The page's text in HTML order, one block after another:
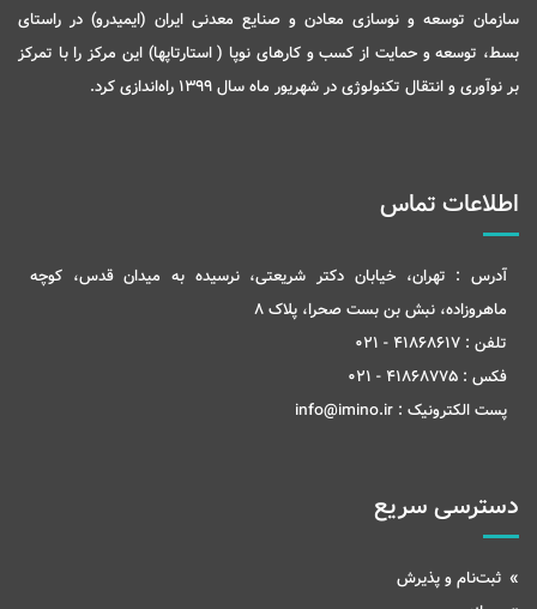
سازمان توسعه و نوسازی معادن و صنایع معدنی ایران (ایمیدرو) در راستای
بسط، توسعه و حمایت از کسب و کارهای نوپا ( استارتاپها) این مرکز را با تمرکز
بر نوآوری و انتقال تکنولوژی در شهریور ماه سال 1399 راه‌اندازی کرد.
اطلاعات تماس
آدرس : تهران، خیابان دکتر شریعتی، نرسیده به میدان قدس، کوچه
ماهروزاده، نبش بن بست صحرا، پلاک 8
تلفن : 41868617 - 021
فکس : 41868775 - 021
پست الکترونیک : info@imino.ir
دسترسی سریع
ثبت‌نام و پذیرش